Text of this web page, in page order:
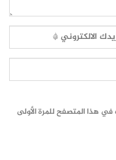
هذا المتصفح للمرة الأولى